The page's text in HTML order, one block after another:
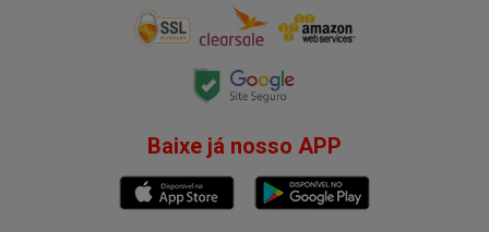
Baixe já nosso APP